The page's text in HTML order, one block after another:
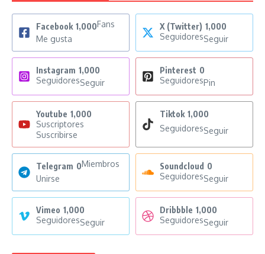
Facebook 1,000Fans
Me gusta
X (Twitter) 1,000
SeguidoresSeguir
Instagram 1,000
SeguidoresSeguir
Pinterest 0
SeguidoresPin
Youtube 1,000
Suscriptores
Suscribirse
Tiktok 1,000
SeguidoresSeguir
Telegram 0Miembros
Unirse
Soundcloud 0
SeguidoresSeguir
Vimeo 1,000
SeguidoresSeguir
Dribbble 1,000
SeguidoresSeguir